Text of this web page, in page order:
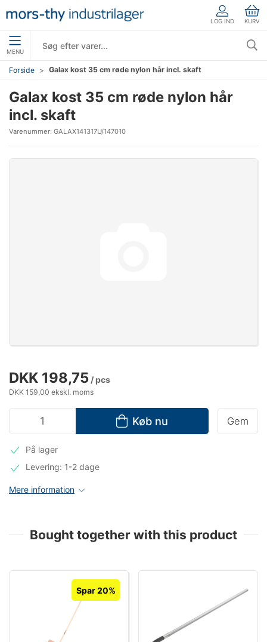
LOG IND KURV
MENU
Forside Galax kost 35 cm røde nylon hår incl. skaft
Galax kost 35 cm røde nylon hår
incl. skaft
Varenummer: GALAX141317U/147010
DKK 198,75 / pcs
DKK 159,00 ekskl. moms
Køb nu Gem
På lager
Levering: 1-2 dage
Mere information
Bought together with this product
Spar 20%